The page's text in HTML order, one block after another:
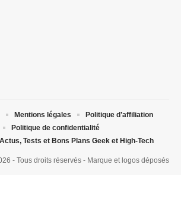
- Tous droits réservés - Marque et logos déposés
Mentions légales
Politique d’affiliation
Politique de confidentialité
Tests et Bons Plans Geek et High-Tech